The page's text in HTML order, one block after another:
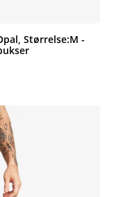
Størrelse:M -